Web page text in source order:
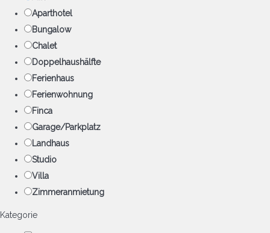
Aparthotel
Bungalow
Chalet
Doppelhaushälfte
Ferienhaus
Ferienwohnung
Finca
Garage/Parkplatz
Landhaus
Studio
Villa
Zimmeranmietung
Kategorie